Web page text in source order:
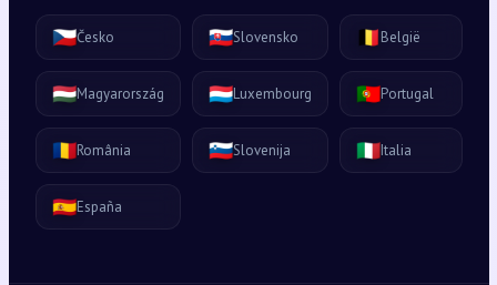
🇨🇿Česko 🇸🇰Slovensko 🇧🇪België
🇭🇺Magyarország 🇱🇺Luxembourg 🇵🇹Portugal
🇷🇴România 🇸🇮Slovenija 🇮🇹Italia
🇪🇸España